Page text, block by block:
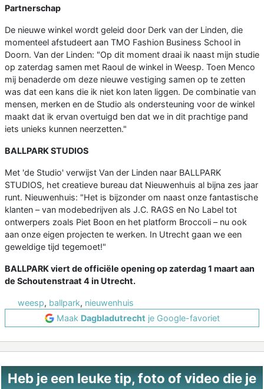
Partnerschap
De nieuwe winkel wordt geleid door Derk van der Linden, die
momenteel afstudeert aan TMO Fashion Business School in
Doorn. Van der Linden: "Op dit moment draai ik naast mijn studie
op zaterdag samen met Raoul de winkel in Weesp. Toen Menco
mij benaderde om deze nieuwe vestiging samen op te zetten
was dat een kans die ik niet kon laten liggen. De combinatie van
mensen, merken en de Studio als ondersteuning voor de winkel
maakt dat ik ervan overtuigd ben dat we in dit prachtige pand
iets unieks kunnen neerzetten."
BALLPARK STUDIOS
Met 'de Studio' verwijst Van der Linden naar BALLPARK
STUDIOS, het creatieve bureau dat Nieuwenhuis al bijna zes jaar
runt. Nieuwenhuis: "Het is bijzonder om naast onze fantastische
klanten – van modebedrijven als J.C. RAGS en No Label tot
ontwerpers zoals Piet Boon en het platform Broccoli – nu ook
aan onze eigen projecten te werken. In Utrecht gaan we een
geweldige tijd tegemoet!"
BALLPARK viert de officiële opening op zaterdag 1 maart aan
de Schoutenstraat 4 in Utrecht.
weesp, ballpark, nieuwenhuis
Maak Dagbladutrecht je Google-favoriet
Heb je een leuke tip, foto of video die je